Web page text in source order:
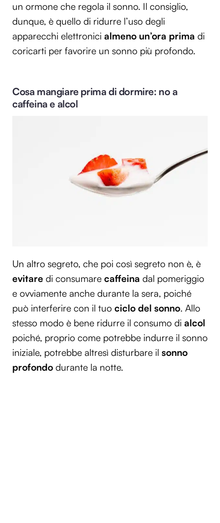
un ormone che regola il sonno. Il consiglio,
dunque, è quello di ridurre l’uso degli
apparecchi elettronici almeno un’ora prima di
coricarti per favorire un sonno più profondo.
Cosa mangiare prima di dormire: no a
caffeina e alcol
Un altro segreto, che poi così segreto non è, è
evitare di consumare caffeina dal pomeriggio
e ovviamente anche durante la sera, poiché
può interferire con il tuo ciclo del sonno. Allo
stesso modo è bene ridurre il consumo di alcol
poiché, proprio come potrebbe indurre il sonno
iniziale, potrebbe altresì disturbare il sonno
profondo durante la notte.